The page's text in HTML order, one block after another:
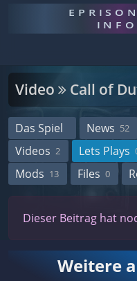
Video Call of
Das Spiel News 52
Videos 2 Lets Plays
Mods 13 Files 0
Dieser Beitrag hat
Weitere